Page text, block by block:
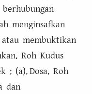
menginsafkan
membuktikan
Roh Kudus
: (a). Dosa. Roh
dan